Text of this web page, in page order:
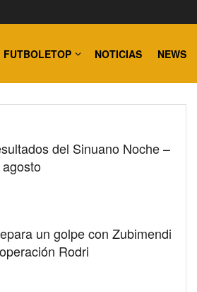
FUTBOLETOP NOTICIAS NEWS
del Sinuano Noche –
un golpe con Zubimendi
Rodri